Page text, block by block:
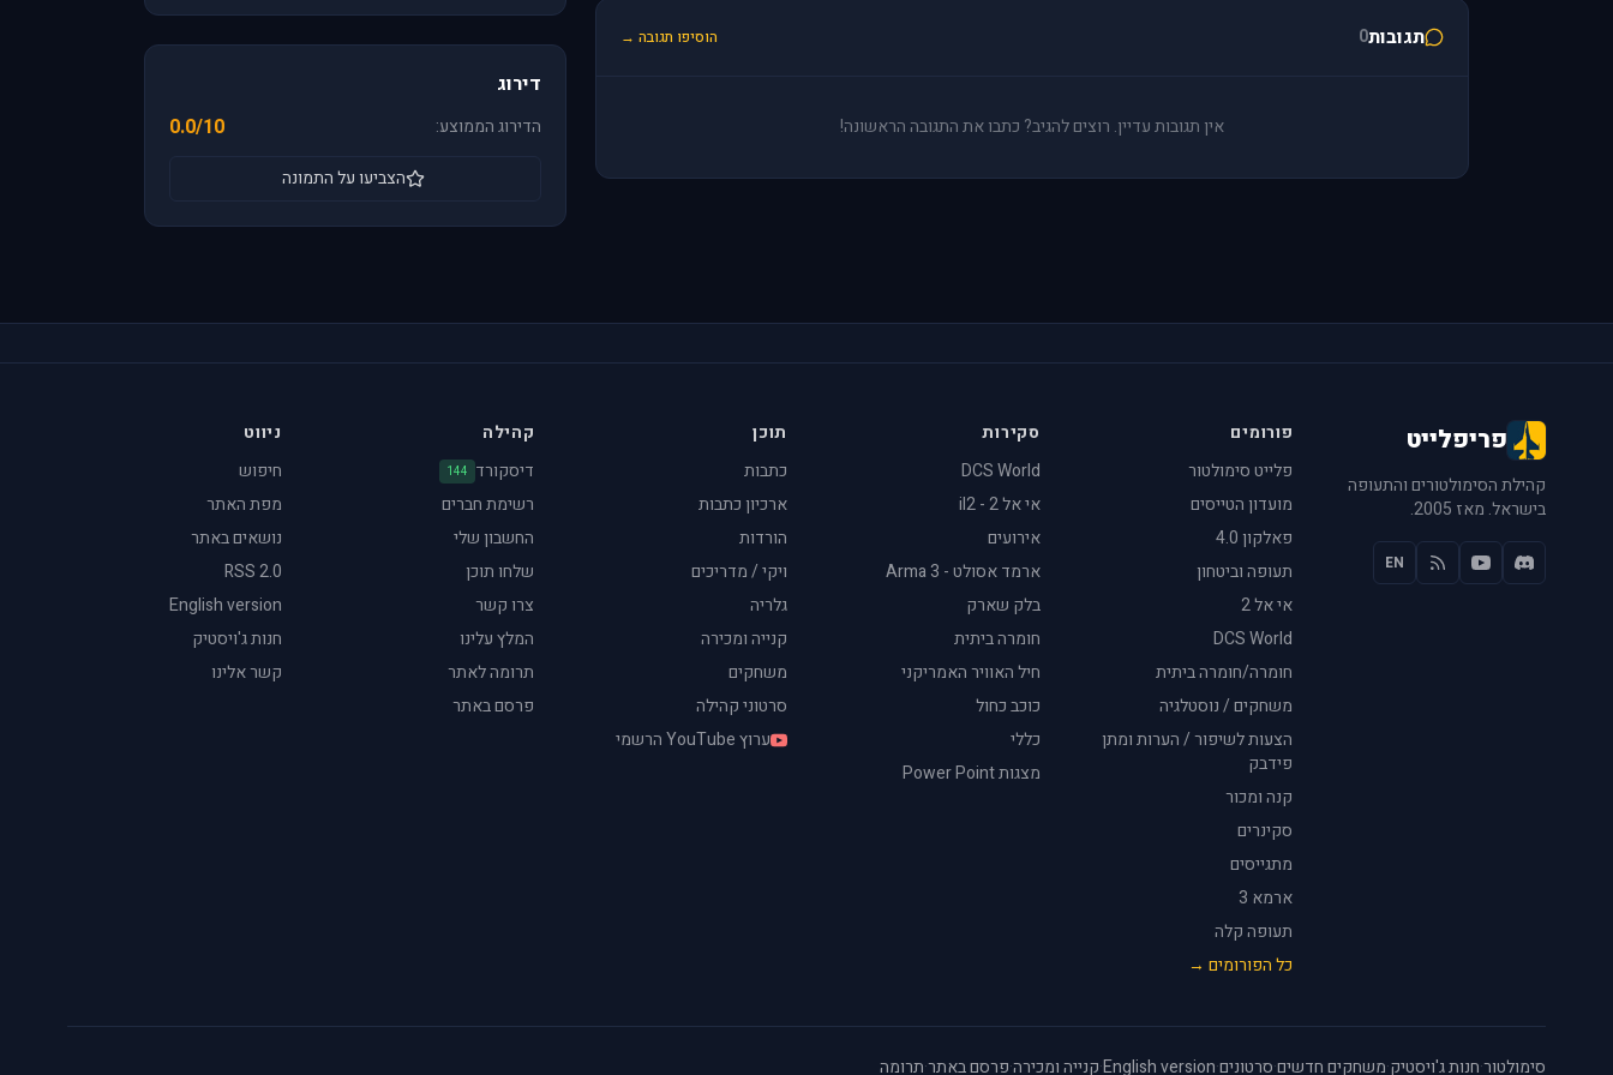
תגובות0 הוסיפו תגובה →
אין תגובות עדיין. רוצים להגיב? כתבו את התגובה הראשונה!
דירוג
הדירוג הממוצע: 0.0/10
הצביעו על התמונה
פריפלייט
קהילת הסימולטורים והתעופה
בישראל. מאז 2005.
EN
פורומים
פלייט סימולטור
מועדון הטייסים
פאלקון 4.0
תעופה וביטחון
אי אל 2
DCS World
חומרה/חומרה ביתית
משחקים / נוסטלגיה
הצעות לשיפור / הערות ומתן
פידבק
קנה ומכור
סקינרים
מתגייסים
ארמא 3
תעופה קלה
כל הפורומים →
סקירות
DCS World
אי אל 2 - il2
אירועים
ארמד אסולט - Arma 3
בלק שארק
חומרה ביתית
חיל האוויר האמריקני
כוכב כחול
כללי
מצגות Power Point
תוכן
כתבות
ארכיון כתבות
הורדות
ויקי / מדריכים
גלריה
קנייה ומכירה
משחקים
סרטוני קהילה
ערוץ YouTube הרשמי
קהילה
דיסקורד 144
רשימת חברים
החשבון שלי
שלחו תוכן
צרו קשר
המלץ עלינו
תרומה לאתר
פרסם באתר
ניווט
חיפוש
מפת האתר
נושאים באתר
RSS 2.0
English version
חנות ג'ויסטיק
קשר אלינו
סימולטור·חנות ג'ויסטיק·משחקים חדשים·סרטונים·
English version
·קנייה ומכירה·פרסם באתר·תרומה